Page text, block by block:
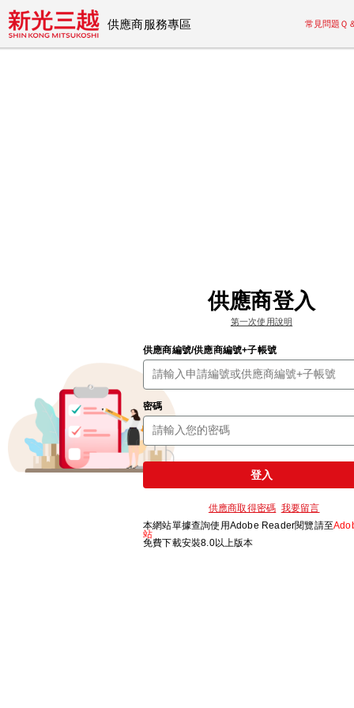
供應商服務專區 常見問題Ｑ
供應商登入
第一次使用說明
供應商編號/供應商編號+子帳號
密碼
登入
供應商取得密碼 我要留言
本網站單據查詢使用Adobe Reader閱覽請至
站
免費下載安裝8.0以上版本